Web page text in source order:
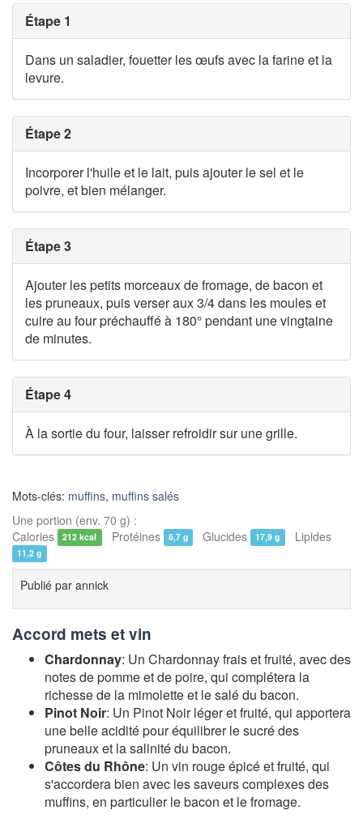
Étape 1
Dans un saladier, fouetter les œufs avec la farine et la
levure.
Étape 2
Incorporer l'huile et le lait, puis ajouter le sel et le
poivre, et bien mélanger.
Étape 3
Ajouter les petits morceaux de fromage, de bacon et
les pruneaux, puis verser aux 3/4 dans les moules et
cuire au four préchauffé à 180° pendant une vingtaine
de minutes.
Étape 4
À la sortie du four, laisser refroidir sur une grille.
Mots-clés: muffins, muffins salés
Une portion (env. 70 g) :
Calories
212 kcal Protéines 6,7 g Glucides 17,9 g Lipides
11,2 g
Publié par annick
Accord mets et vin
Chardonnay: Un Chardonnay frais et fruité, avec des
notes de pomme et de poire, qui complétera la
richesse de la mimolette et le salé du bacon.
Pinot Noir: Un Pinot Noir léger et fruité, qui apportera
une belle acidité pour équilibrer le sucré des
pruneaux et la salinité du bacon.
Côtes du Rhône: Un vin rouge épicé et fruité, qui
s'accordera bien avec les saveurs complexes des
muffins, en particulier le bacon et le fromage.